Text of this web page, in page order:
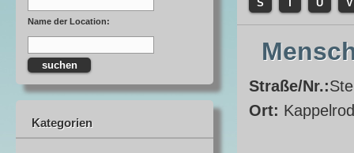
Name der Location:
Kategorien
S
T U V
Straße/Nr.:
Ort: